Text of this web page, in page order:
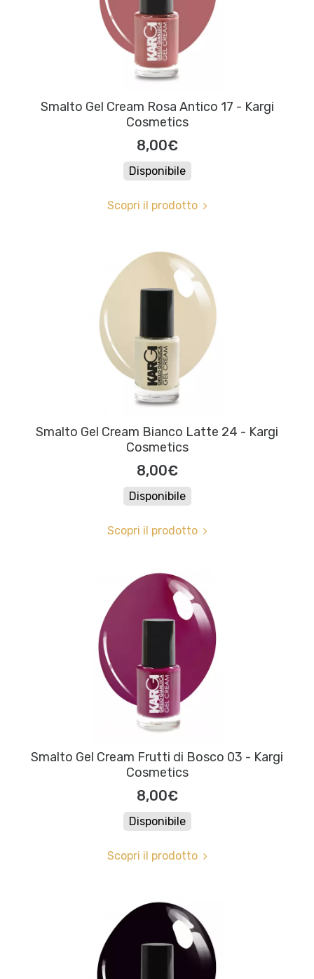
Smalto Gel Cream Rosa Antico 17 - Kargi
Cosmetics
8,00€
Disponibile
Scopri il prodotto
Smalto Gel Cream Bianco Latte 24 - Kargi
Cosmetics
8,00€
Disponibile
Scopri il prodotto
Smalto Gel Cream Frutti di Bosco 03 - Kargi
Cosmetics
8,00€
Disponibile
Scopri il prodotto